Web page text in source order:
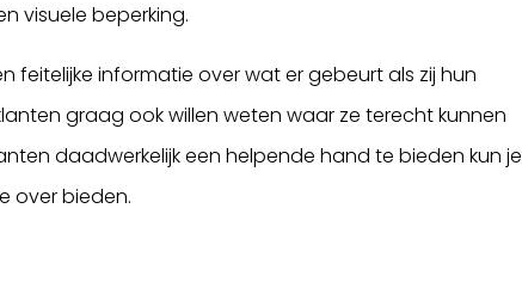
visuele beperking.
informatie over wat er gebeurt als zij hun
graag ook willen weten waar ze terecht kunnen
daadwerkelijk een helpende hand te bieden kun je
over bieden.